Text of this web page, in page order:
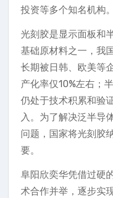
投资等多个知名机构。
光刻胶是显示面板和
基础原材料之一，我
长期被日韩、欧美等
产化率仅10%左右；
仍处于技术积累和验
入。为了解决泛半导
问题，国家将光刻胶
要。
阜阳欣奕华凭借过硬
术合作并举，逐步实